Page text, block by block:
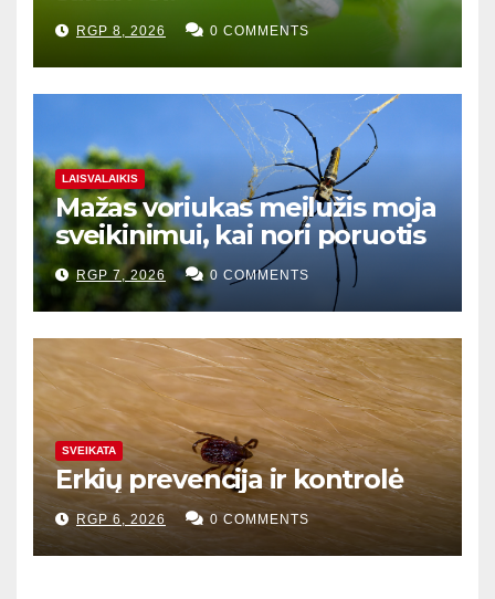
RGP 8, 2026 0 COMMENTS
LAISVALAIKIS
Mažas voriukas meilužis moja
sveikinimui, kai nori poruotis
RGP 7, 2026 0 COMMENTS
SVEIKATA
Erkių prevencija ir kontrolė
RGP 6, 2026 0 COMMENTS